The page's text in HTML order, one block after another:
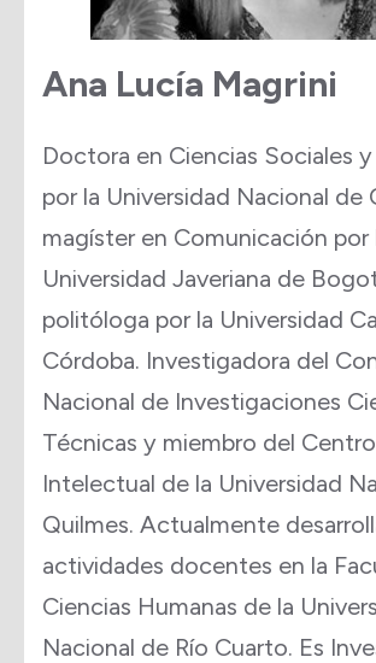
Ana Lucía Magrini
Doctora en Ciencias Sociales
por la Universidad Nacional de
magíster en Comunicación por
Universidad Javeriana de
politóloga por la Universidad
Córdoba. Investigadora del
Nacional de Investigaciones
Técnicas y miembro del
Intelectual de la Universidad
Quilmes. Actualmente
actividades docentes en la
Ciencias Humanas de la
Nacional de Río Cuarto. Es